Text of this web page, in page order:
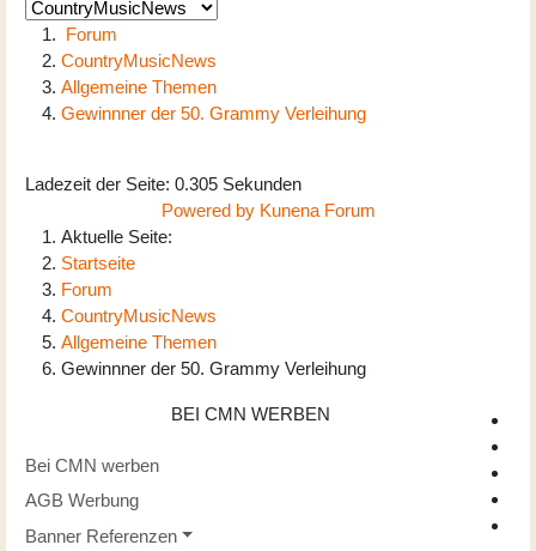
Forum
CountryMusicNews
Allgemeine Themen
Gewinnner der 50. Grammy Verleihung
Ladezeit der Seite: 0.305 Sekunden
Powered by Kunena Forum
Aktuelle Seite:
Startseite
Forum
CountryMusicNews
Allgemeine Themen
Gewinnner der 50. Grammy Verleihung
BEI CMN WERBEN
Bei CMN werben
AGB Werbung
Banner Referenzen